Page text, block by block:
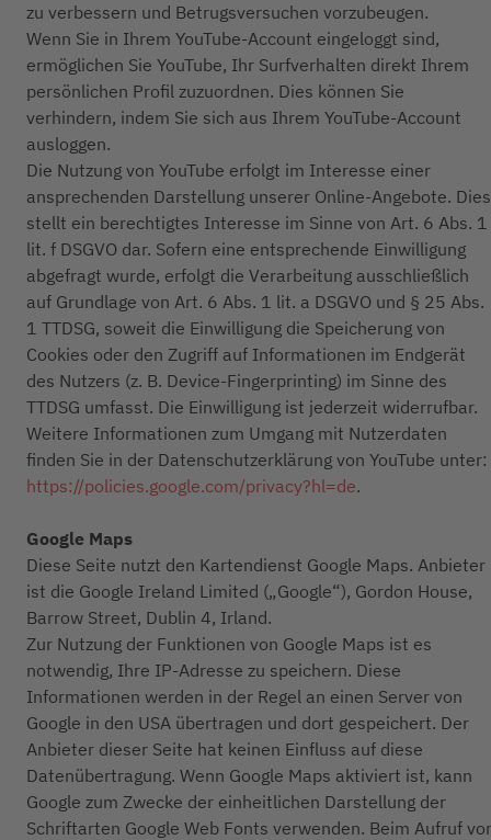
zu verbessern und Betrugsversuchen vorzubeugen.
Wenn Sie in Ihrem YouTube-Account eingeloggt sind,
ermöglichen Sie YouTube, Ihr Surfverhalten direkt Ihrem
persönlichen Profil zuzuordnen. Dies können Sie
verhindern, indem Sie sich aus Ihrem YouTube-Account
ausloggen.
Die Nutzung von YouTube erfolgt im Interesse einer
ansprechenden Darstellung unserer Online-Angebote. Dies
stellt ein berechtigtes Interesse im Sinne von Art. 6 Abs. 1
lit. f DSGVO dar. Sofern eine entsprechende Einwilligung
abgefragt wurde, erfolgt die Verarbeitung ausschließlich
auf Grundlage von Art. 6 Abs. 1 lit. a DSGVO und § 25 Abs.
1 TTDSG, soweit die Einwilligung die Speicherung von
Cookies oder den Zugriff auf Informationen im Endgerät
des Nutzers (z. B. Device-Fingerprinting) im Sinne des
TTDSG umfasst. Die Einwilligung ist jederzeit widerrufbar.
Weitere Informationen zum Umgang mit Nutzerdaten
finden Sie in der Datenschutzerklärung von YouTube unter:
https://policies.google.com/privacy?hl=de.
Google Maps
Diese Seite nutzt den Kartendienst Google Maps. Anbieter
ist die Google Ireland Limited („Google“), Gordon House,
Barrow Street, Dublin 4, Irland.
Zur Nutzung der Funktionen von Google Maps ist es
notwendig, Ihre IP-Adresse zu speichern. Diese
Informationen werden in der Regel an einen Server von
Google in den USA übertragen und dort gespeichert. Der
Anbieter dieser Seite hat keinen Einfluss auf diese
Datenübertragung. Wenn Google Maps aktiviert ist, kann
Google zum Zwecke der einheitlichen Darstellung der
Schriftarten Google Web Fonts verwenden. Beim Aufruf